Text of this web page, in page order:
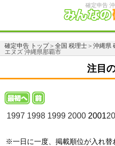
確定申告
確定申告 トップ＞ 全国 税理士＞ 沖縄県
エヌズ 沖縄県那覇市
注目
1997 1998 1999 20002001
※一日に一度、掲載順位が入れ替